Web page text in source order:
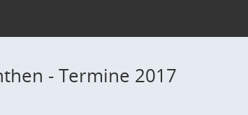
- Termine 2017